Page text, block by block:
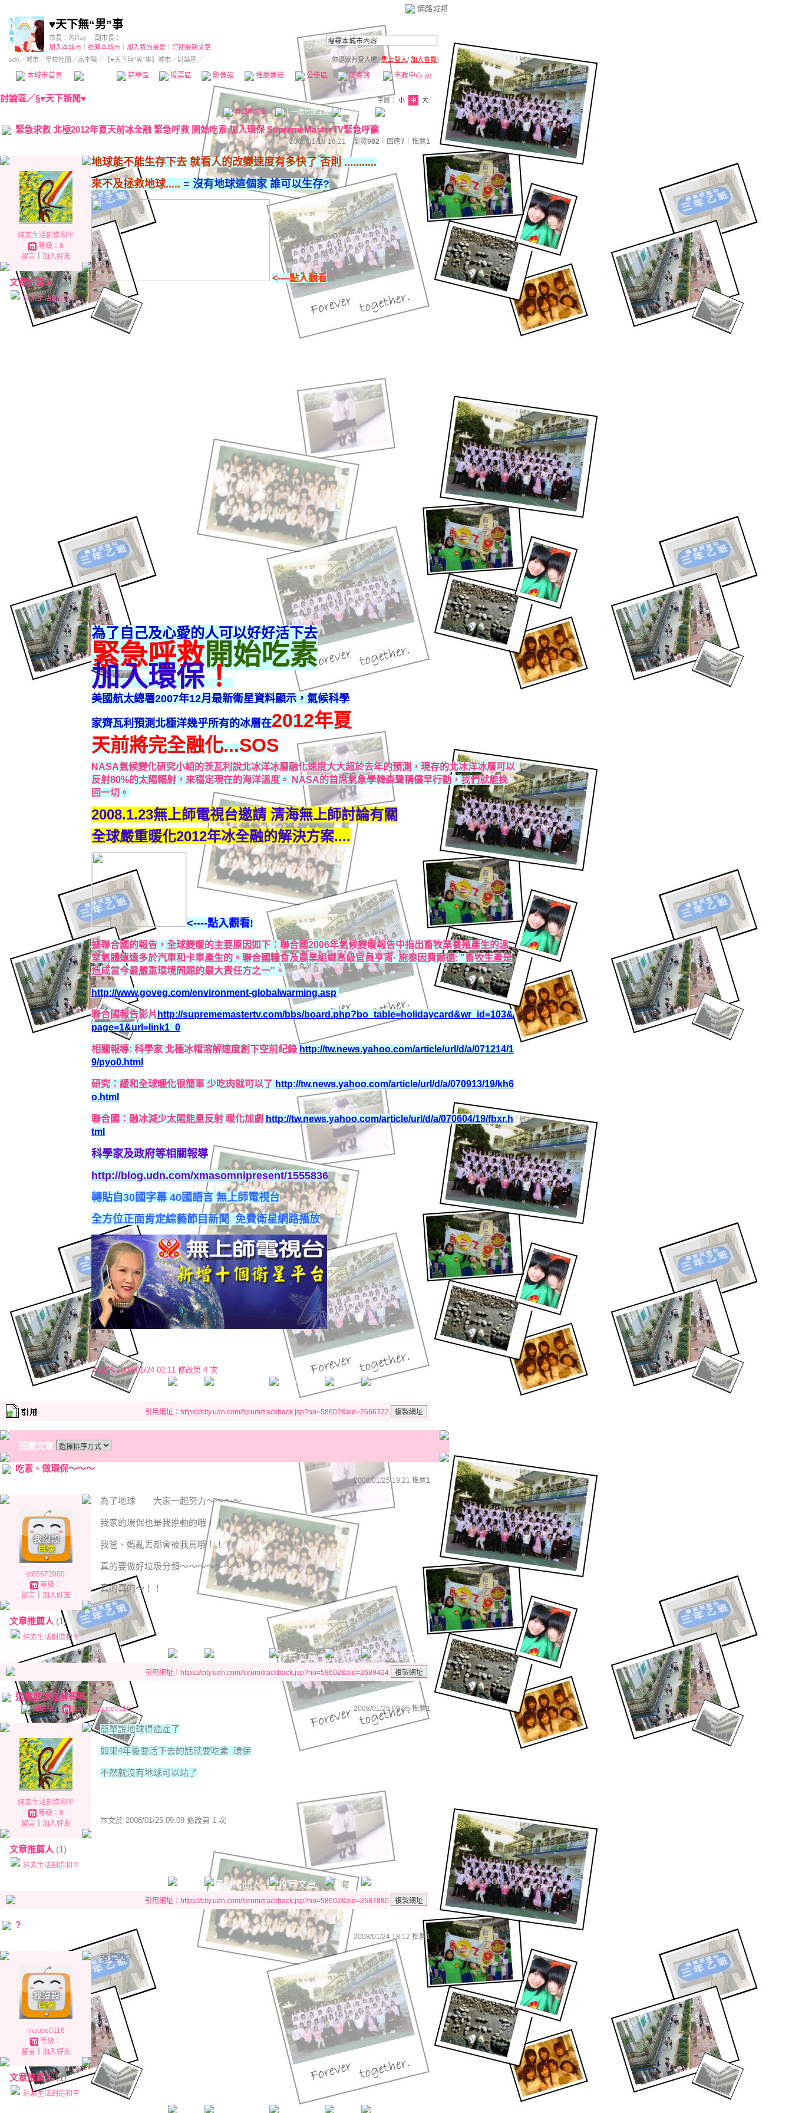
網路城邦
♥天下無“男”事
市長： 芮Ray
副市長：
加入本城市
推薦本城市 加入我的最愛
訂閱最新文章
udn／城市／學校社團 ／高中職／ 【♥天下無“男”事】城市／討論區／ 你還沒有登入喔(馬上登入/ 加入會員)
本城市首頁 精華區 投票區 影像館 推薦連結 公告區 訪客簿 市政中心 (0)
討論區／§♥天下新聞♥ 字體： 小 中
大
看回應文章
緊急求救 北極2012年夏天前冰全融 緊急呼救 開始吃素 加入環保 SupremeMasterTV緊急呼籲
2008/01/18 16:21 瀏覽982 ｜回應7 推薦1
純素生活創造和平
等級：8
留言｜ 加入好友
文章推薦人(1)
純素生活創造和平
地球能不能生存下去 就看人的改變速度有多快了 否則 ...........
來不及拯救地球..... = 沒有地球這個家 誰可以生存?
<----點入觀看
為了自己及心愛的人可以好好活下去
緊急呼救開始吃素
加入環保！
美國航太總署2007年12月最新衛星資料顯示，氣候科學
家齊瓦利預測北極洋幾乎所有的冰層在2012年夏
天前將完全融化...SOS
NASA氣候變化研究小組的茨瓦利說北冰洋冰層融化速度大大超於去年的預測，現存的北冰洋冰層可以
反射80%的太陽輻射，來穩定現在的海洋溫度。 NASA的首席氣象學韓森聲稱儘早行動，我們就能挽
回一切。
2008.1.23無上師電視台邀請 清海無上師討論有關
全球嚴重暖化2012年冰全融的解決方案....
<----點入觀看!
據聯合國的報告，全球變暖的主要原因如下：聯合國2006年氣候變暖報告中指出畜牧業養殖產生的溫
室氣體遠遠多於汽車和卡車產生的。聯合國糧食及農業組織高級官員亨甯· 施泰因費爾德: "畜牧生產是
造成當今最嚴重環境問題的最大責任方之一"。
http://www.goveg.com/environment-globalwarming.asp
聯合國報告影片 http://suprememastertv.com/bbs/board.php?bo_table=holidaycard&wr_id=103&
page=1&url=link1_0
相關報導: 科學家 北極冰帽溶解速度創下空前紀錄 http://tw.news.yahoo.com/article/url/d/a/071214/1
9/pyo0.html
研究：緩和全球暖化很簡單 少吃肉就可以了 http://tw.news.yahoo.com/article/url/d/a/070913/19/kh6
o.html
聯合國：融冰減少太陽能量反射 暖化加劇 http://tw.news.yahoo.com/article/url/d/a/070604/19/fbxr.h
tml
科學家及政府等相關報導
http://blog.udn.com/xmasomnipresent/1555836
轉貼自 30國字幕 40國語言 無上師電視台
全方位正面肯定綜藝節目新聞 免費衛星網路播放
本文於2008/01/24 02:11 修改第 4 次
引用網址：https://city.udn.com/forum/trackback.jsp?no=58602&aid=2666722
回應文章
吃素、做環保～～～
2008/01/25 19:21 推薦1
st85672000
等級：
留言｜ 加入好友
文章推薦人 (1)
純素生活創造和平
為了地球 大家一起努力～～～～
我家的環保也是我推動的哦！！
我爸、媽亂丟都會被我罵哦！！
真的要做好垃圾分類～～～～～～～
真的真的～！！
引用網址：https://city.udn.com/forum/trackback.jsp?no=58602&aid=2689424
這樣問號有解答嗎
回應給： sian（mouse0116） 2008/01/25 09:05 推薦1
純素生活創造和平
等級：8
留言｜ 加入好友
文章推薦人 (1)
純素生活創造和平
簡單說地球得癌症了
如果4年後要活下去的話就要吃素 環保
不然就沒有地球可以站了
本文於 2008/01/25 09:09 修改第 1 次
引用網址：https://city.udn.com/forum/trackback.jsp?no=58602&aid=2687880
?
2008/01/24 18:12 推薦1
mouse0116
等級：
留言｜ 加入好友
文章推薦人(1)
純素生活創造和平
這是啥?